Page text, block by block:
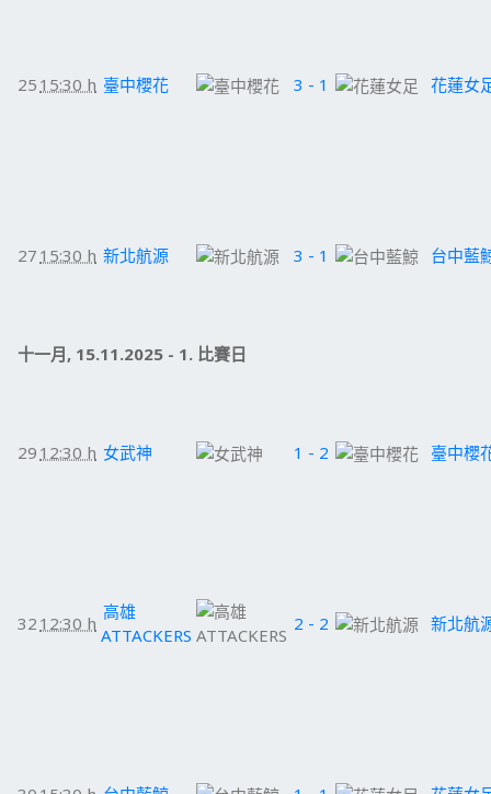
25 15:30 h 臺中櫻花 3 - 1 花蓮女
27 15:30 h 新北航源 3 - 1 台中藍
十一月, 15.11.2025 - 1. 比賽日
29 12:30 h 女武神 1 - 2 臺中櫻
32 12:30 h
高雄
ATTACKERS
2 - 2 新北航